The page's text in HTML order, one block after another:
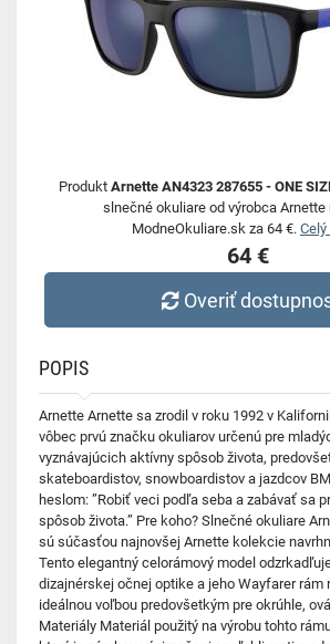
Produkt Arnette AN4323 287655 - ONE
slnečné okuliare od výrobca Arnette
ModneOkuliare.sk za 64 €.
64 €
Overiť
POPIS
Arnette Arnette sa zrodil v roku 1992 v
vôbec prvú značku okuliarov určenú pre
vyznávajúcich aktívny spôsob života,
skateboardistov, snowboardistov a jazdcov
heslom: ”Robiť veci podľa seba a zabávať sa
spôsob života.” Pre koho? Slnečné okuliare
sú súčasťou najnovšej Arnette kolekcie
Tento elegantný celorámový model
dizajnérskej očnej optike a jeho Wayfarer rám
ideálnou voľbou predovšetkým pre okrúhle,
Materiály Materiál použitý na výrobu tohto